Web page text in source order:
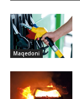
Maqedoni